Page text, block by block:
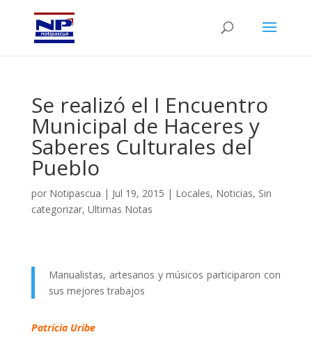
Se realizó el I Encuentro
Municipal de Haceres y
Saberes Culturales del
Pueblo
por Notipascua | Jul 19, 2015 | Locales, Noticias, Sin
categorizar, Ultimas Notas
Manualistas, artesanos y músicos participaron con
sus mejores trabajos
Patricia Uribe